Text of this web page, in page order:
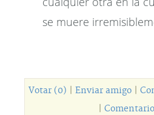
se muere
Votar (0) Enviar amigo|